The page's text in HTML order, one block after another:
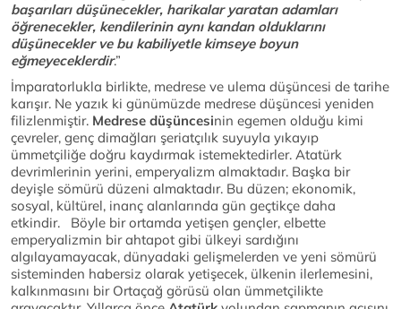
başarıları düşünecekler, harikalar yaratan adamları
öğrenecekler, kendilerinin aynı kandan olduklarını
düşünecekler ve bu kabiliyetle kimseye boyun
eğmeyeceklerdir.”
İmparatorlukla birlikte, medrese ve ulema düşüncesi de tarihe
karışır. Ne yazık ki günümüzde medrese düşüncesi yeniden
filizlenmiştir. Medrese düşüncesinin egemen olduğu kimi
çevreler, genç dimağları şeriatçılık suyuyla yıkayıp
ümmetçiliğe doğru kaydırmak istemektedirler. Atatürk
devrimlerinin yerini, emperyalizm almaktadır. Başka bir
deyişle sömürü düzeni almaktadır. Bu düzen; ekonomik,
sosyal, kültürel, inanç alanlarında gün geçtikçe daha
etkindir. Böyle bir ortamda yetişen gençler, elbette
emperyalizmin bir ahtapot gibi ülkeyi sardığını
algılayamayacak, dünyadaki gelişmelerden ve yeni sömürü
sisteminden habersiz olarak yetişecek, ülkenin ilerlemesini,
kalkınmasını bir Ortaçağ görüsü olan ümmetçilikte